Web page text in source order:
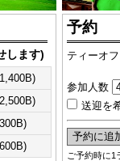
します)
予約
ティーオ
参加人数
送迎を
ご予約時に1